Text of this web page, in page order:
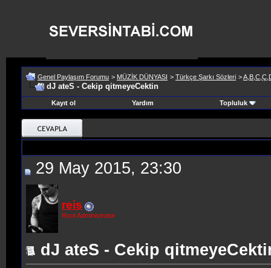
Genel Paylaşım Forumu > MÜZİK DÜNYASI > Türkçe Şarkı Sözleri >
dJ ateS - Cekip qitmeyeCektin
Kayıt ol Yardım Topluluk
29 May 2015, 23:30
reis
Root Administrator
dJ ateS - Cekip